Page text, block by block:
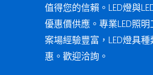
值得您的信賴。LED燈與
優惠價供應。專業LED照
案場經驗豐富，LED燈具
惠。歡迎洽詢。